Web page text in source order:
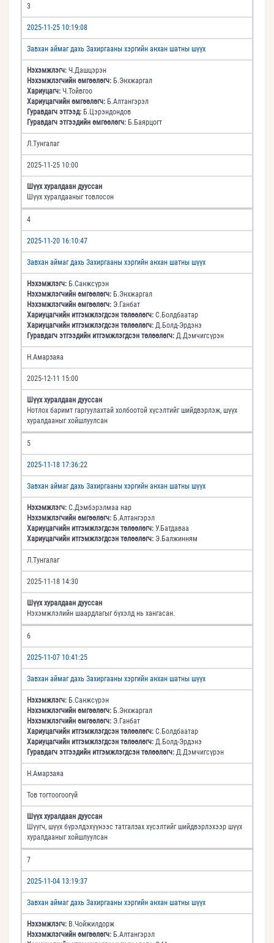
3
2025-11-25 10:19:08
Завхан аймаг дахь Захиргааны хэргийн анхан шатны шүүх
Нэхэмжлэгч: Ч.Дашцэрэн
Нэхэмжлэгчийн өмгөөлөгч: Б.Энхжаргал
Хариуцагч: Ч.Тойвгоо
Хариуцагчийн өмгөөлөгч: Б.Алтангэрэл
Гуравдагч этгээд: Б.Цэрэндондов
Гуравдагч этгээдийн өмгөөлөгч: Б.Баярцогт
Л.Тунгалаг
2025-11-25 10:00
Шүүх хуралдаан дууссан
Шүүх хуралдааныг товлосон
4
2025-11-20 16:10:47
Завхан аймаг дахь Захиргааны хэргийн анхан шатны шүүх
Нэхэмжлэгч: Б.Санжсүрэн
Нэхэмжлэгчийн өмгөөлөгч: Б.Энхжаргал
Нэхэмжлэгчийн өмгөөлөгч: Э.Ганбат
Хариуцагчийн итгэмжлэгдсэн төлөөлөгч: С.Болдбаатар
Хариуцагчийн итгэмжлэгдсэн төлөөлөгч: Д.Болд-Эрдэнэ
Гуравдагч этгээдийн итгэмжлэгдсэн төлөөлөгч: Д.Дэмчигсүрэн
Н.Амарзаяа
2025-12-11 15:00
Шүүх хуралдаан дууссан
Нотлох баримт гаргуулахтай холбоотой хүсэлтийг шийдвэрлэж, шүүх
хуралдааныг хойшлуулсан
5
2025-11-18 17:36:22
Завхан аймаг дахь Захиргааны хэргийн анхан шатны шүүх
Нэхэмжлэгч: С.Дэмбэрэлмаа нар
Нэхэмжлэгчийн өмгөөлөгч: Б.Алтангэрэл
Хариуцагчийн итгэмжлэгдсэн төлөөлөгч: У.Батдаваа
Хариуцагчийн итгэмжлэгдсэн төлөөлөгч: Э.Балжинням
Л.Тунгалаг
2025-11-18 14:30
Шүүх хуралдаан дууссан
Нэхэмжлэлийн шаардлагыг бүхэлд нь хангасан.
6
2025-11-07 10:41:25
Завхан аймаг дахь Захиргааны хэргийн анхан шатны шүүх
Нэхэмжлэгч: Б.Санжсүрэн
Нэхэмжлэгчийн өмгөөлөгч: Б.Энхжаргал
Нэхэмжлэгчийн өмгөөлөгч: Э.Ганбат
Хариуцагчийн итгэмжлэгдсэн төлөөлөгч: С.Болдбаатар
Хариуцагчийн итгэмжлэгдсэн төлөөлөгч: Д.Болд-Эрдэнэ
Гуравдагч этгээдийн итгэмжлэгдсэн төлөөлөгч: Д.Дэмчигсүрэн
Н.Амарзаяа
Тов тогтоогоогүй
Шүүх хуралдаан дууссан
Шүүгч, шүүх бүрэлдэхүүнээс татгалзах хүсэлтийг шийдвэрлэхээр шүүх
хуралдааныг хойшлуулсан
7
2025-11-04 13:19:37
Завхан аймаг дахь Захиргааны хэргийн анхан шатны шүүх
Нэхэмжлэгч: В.Чойжилдорж
Нэхэмжлэгчийн өмгөөлөгч: Б.Алтангэрэл